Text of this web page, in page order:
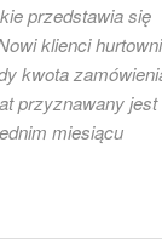
przedstawia się
klienci hurtowni
kwota
przyznawany jest
miesiącu